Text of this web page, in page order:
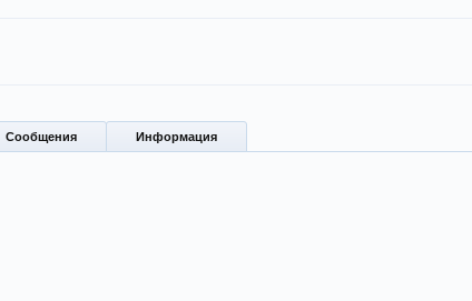
Сообщения Информация